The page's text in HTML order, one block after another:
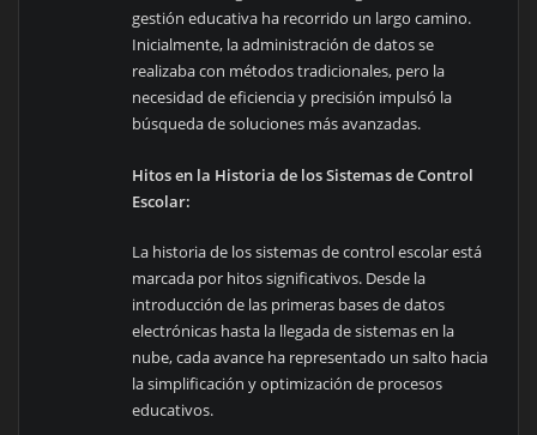
gestión educativa ha recorrido un largo camino.
Inicialmente, la administración de datos se
realizaba con métodos tradicionales, pero la
necesidad de eficiencia y precisión impulsó la
búsqueda de soluciones más avanzadas.
Hitos en la Historia de los Sistemas de Control
Escolar:
La historia de los sistemas de control escolar está
marcada por hitos significativos. Desde la
introducción de las primeras bases de datos
electrónicas hasta la llegada de sistemas en la
nube, cada avance ha representado un salto hacia
la simplificación y optimización de procesos
educativos.